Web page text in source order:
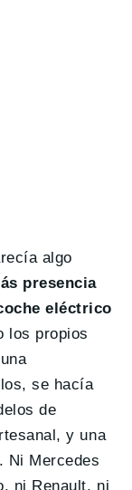
algo
presencia
eléctrico
los propios
se hacía
de
y una
Ni Mercedes
ni Renault, ni